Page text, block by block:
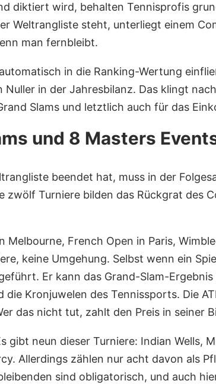
diktiert wird, behalten Tennisprofis
Weltrangliste steht, unterliegt einem
man fernbleibt.
in die Ranking-Wertung
in der Jahresbilanz. Das klingt
Slams und letztlich auch für das
und 8 Masters
beendet hat, muss in der
zwölf Turniere bilden das Rückgrat des
French Open in Paris,
keine Umgehung. Selbst wenn ein
Er kann das Grand-Slam-
Kronjuwelen des Tennissports. Die
das nicht tut, zahlt den Preis in seiner
gibt neun dieser Turniere: Indian Wells,
Allerdings zählen nur acht davon als
sind obligatorisch, und auch